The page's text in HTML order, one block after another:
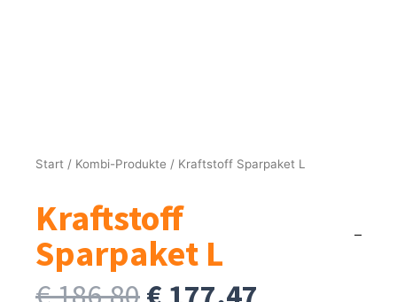
Start / Kombi-Produkte / Kraftstoff Sparpaket L
Kraftstoff
Sparpaket L
€186,80Ursprünglicher
€ 177,47